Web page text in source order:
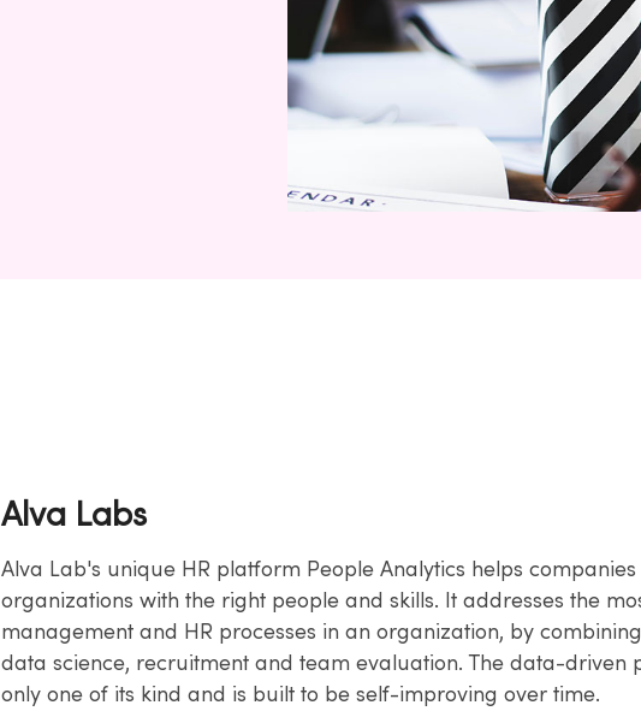
Alva Labs
Alva Lab's unique HR platform People Analytics helps
organizations with the right people and skills. It addresses the
management and HR processes in an organization, by
data science, recruitment and team evaluation. The data-driven
only one of its kind and is built to be self-improving over time.